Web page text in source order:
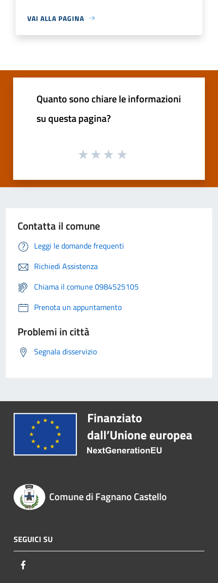
VAI ALLA PAGINA
Quanto sono chiare le informazioni
su questa pagina?
Contatta il comune
Leggi le domande frequenti
Richiedi Assistenza
Chiama il comune 0984525105
Prenota un appuntamento
Problemi in città
Segnala disservizio
Comune di Fagnano Castello
SEGUICI SU